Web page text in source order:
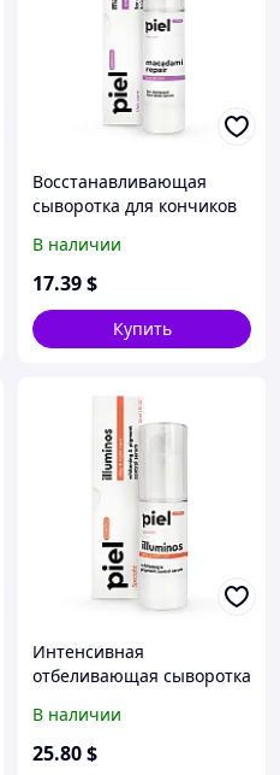
Восстанавливающая
сыворотка для кончиков
Macadami Restore
В наличии
17.39$
Купить
Интенсивная
отбеливающая сыворотка
против пигментных
пятен
В наличии
25.80$